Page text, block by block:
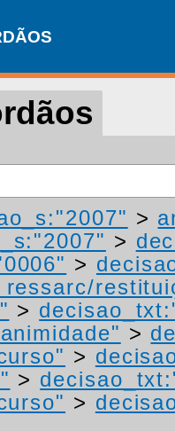
>
>
>
ressarc/
>
>
>
>
>